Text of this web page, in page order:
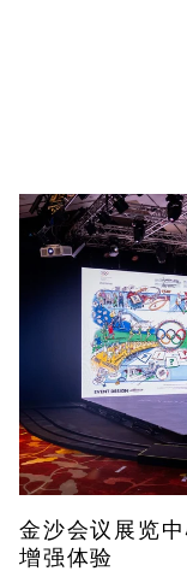
金沙会议展览
增强体验